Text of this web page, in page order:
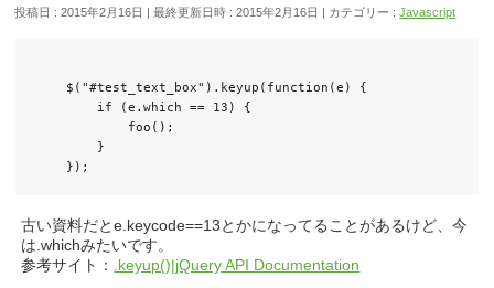
投稿日 : 2015年2月16日 最終更新日時 : 2015年2月16日 カテゴリー :Javascript
    $("#test_text_box").keyup(function(e) {
        if (e.which == 13) {
            foo();
        }
古い資料だとe.keycode==13とかになってることがあるけど、今
は.whichみたいです。
参考サイト：
.keyup()|jQuery API Documentation